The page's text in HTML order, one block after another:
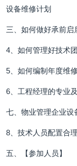
设备维修计划
三、如何做好承前
4、如何管理好技术
5、如何编制年度维
6、工程经理的专业
七、物业管理企业设
8、技术人员配置合
五、【参加人员】